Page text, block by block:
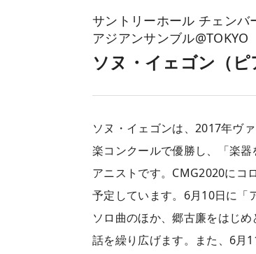
サントリーホール チェン
アジアンサンブル@TOKYO
ソヌ・イェゴン（
ソヌ・イェゴンは、2017年ヴ
楽コンクールで優勝し、「楽
アニストです。CMG2020にコ
予定しています。6月10日に「
ソロ曲のほか、郷古廉をはじ
話を繰り広げます。また、6月